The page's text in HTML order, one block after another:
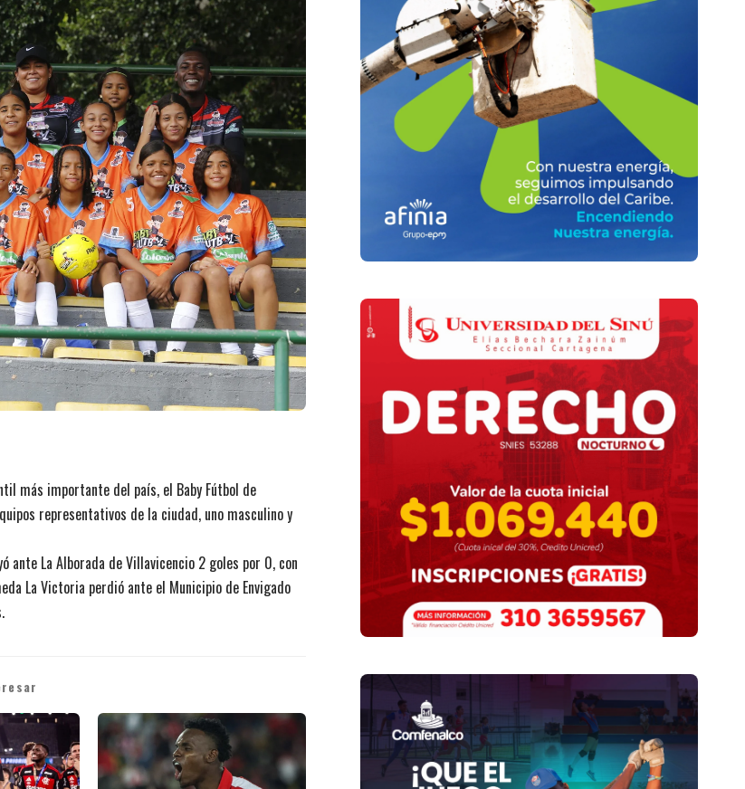
más importante del país, el Baby Fútbol de
representativos de la ciudad, uno masculino y
ante La Alborada de Villavicencio 2 goles por 0, con
La Victoria perdió ante el Municipio de Envigado